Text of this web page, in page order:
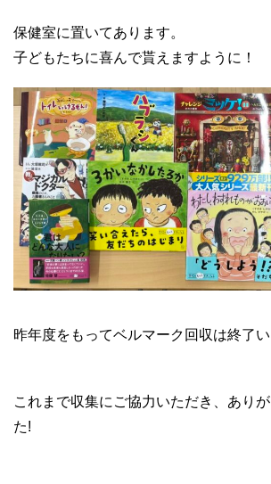
保健室に置いてあります。
子どもたちに喜んで貰えますように！
昨年度をもってベルマーク回収は終了い
これまで収集にご協力いただき、あり
た!